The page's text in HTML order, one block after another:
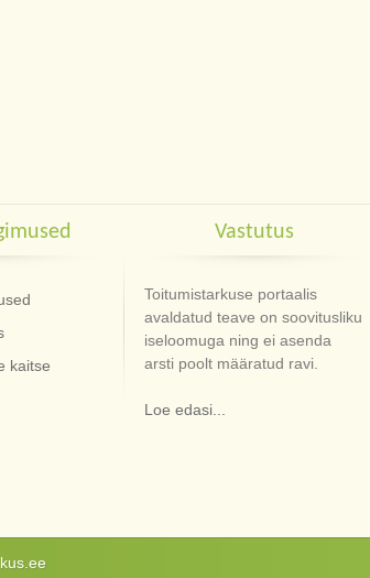
kaitse
Vastutus
Toitumistarkuse portaalis
avaldatud teave on soovitusliku
iseloomuga ning ei asenda
arsti poolt määratud ravi.
Loe edasi...